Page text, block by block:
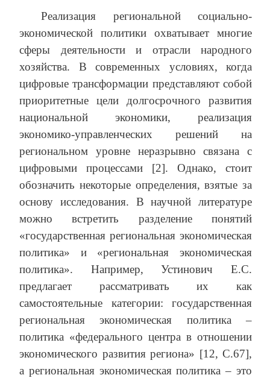
Реализация региональной социально-
экономической политики охватывает многие
сферы деятельности и отрасли народного
хозяйства. В современных условиях, когда
цифровые трансформации представляют собой
приоритетные цели долгосрочного развития
национальной экономики, реализация
экономико-управленческих решений на
региональном уровне неразрывно связана с
цифровыми процессами [2]. Однако, стоит
обозначить некоторые определения, взятые за
основу исследования. В научной литературе
можно встретить разделение понятий
«государственная региональная экономическая
политика» и «региональная экономическая
политика». Например, Устинович Е.С.
предлагает рассматривать их как
самостоятельные категории: государственная
региональная экономическая политика –
политика «федерального центра в отношении
экономического развития региона» [12, С.67],
а региональная экономическая политика – это